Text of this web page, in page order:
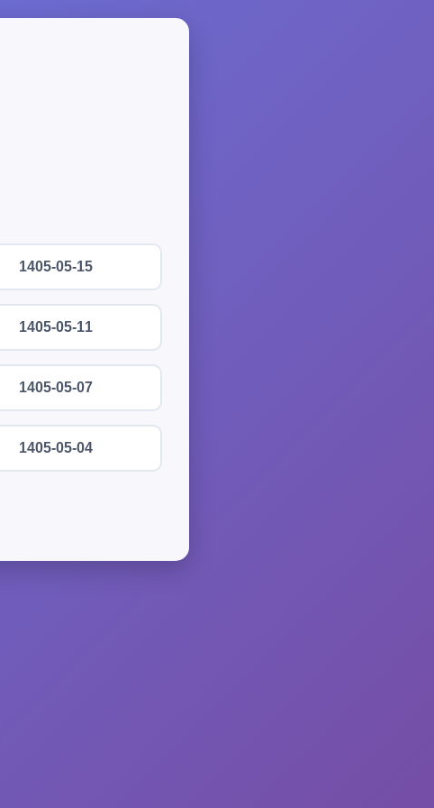
1405-05-15
1405-05-11
1405-05-07
1405-05-04